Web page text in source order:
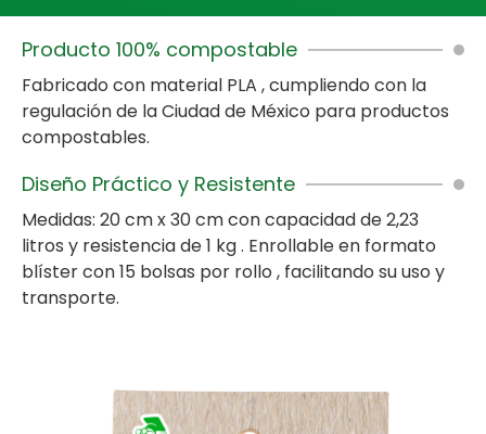
Producto 100% compostable
Fabricado con material PLA , cumpliendo con la
regulación de la Ciudad de México para productos
compostables.
Diseño Práctico y Resistente
Medidas: 20 cm x 30 cm con capacidad de 2,23
litros y resistencia de 1 kg . Enrollable en formato
blíster con 15 bolsas por rollo , facilitando su uso y
transporte.